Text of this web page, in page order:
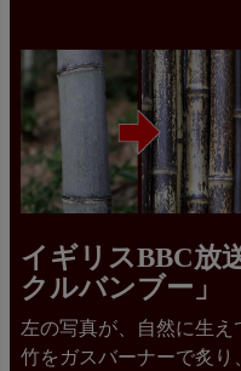
イギリスBBC放
クルバンブー」
左の写真が、自然に生
竹をガスバーナーで炙